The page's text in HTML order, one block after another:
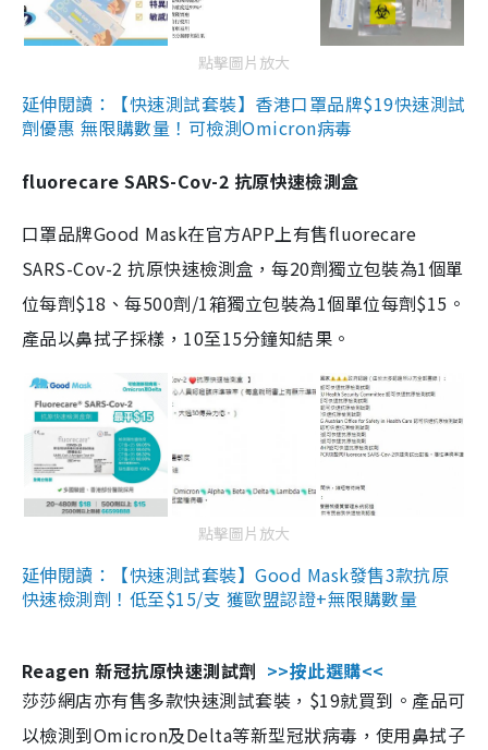
點擊圖片放大
延伸閱讀：【快速測試套裝】香港口罩品牌$19快速測試
劑優惠 無限購數量！可檢測Omicron病毒
fluorecare SARS-Cov-2 抗原快速檢測盒
口罩品牌Good Mask在官方APP上有售fluorecare
SARS-Cov-2 抗原快速檢測盒，每20劑獨立包裝為1個單
位每劑$18、每500劑/1箱獨立包裝為1個單位每劑$15。
產品以鼻拭子採樣，10至15分鐘知結果。
點擊圖片放大
延伸閱讀：【快速測試套裝】Good Mask發售3款抗原
快速檢測劑！低至$15/支 獲歐盟認證+無限購數量
Reagen 新冠抗原快速測試劑 >>按此選購<<
莎莎網店亦有售多款快速測試套裝，$19就買到。產品可
以檢測到Omicron及Delta等新型冠狀病毒，使用鼻拭子